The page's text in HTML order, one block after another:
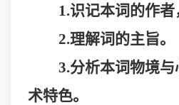
1.识记本词的作者
2.理解词的主旨。
3.分析本词物境
术特色。